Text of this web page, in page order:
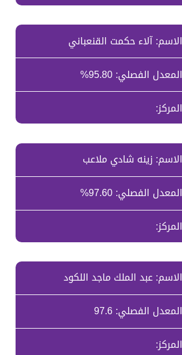
الاسم: آلاء حكمت القنعباني
المعدل الفصلي: 95.80%
المركز:
الاسم: زينه شادي ملاعب
المعدل الفصلي: 97.60%
المركز:
الاسم: عبد الملك ماجد اللكود
المعدل الفصلي: 97.6
المركز: